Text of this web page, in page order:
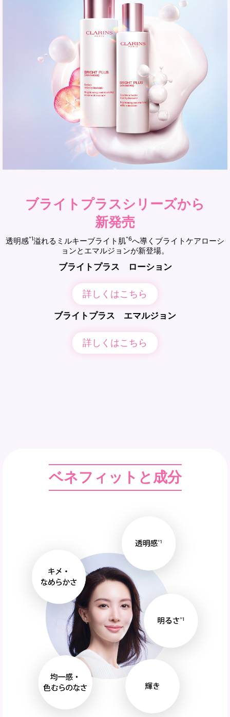
ブライトプラスシリーズから
新発売
透明感*1溢れるミルキーブライト肌*6へ導くブライトケアローシ
ョンとエマルジョンが新登場。
ブライトプラス ローション
詳しくはこちら
ブライトプラス エマルジョン
詳しくはこちら
ベネフィットと成分